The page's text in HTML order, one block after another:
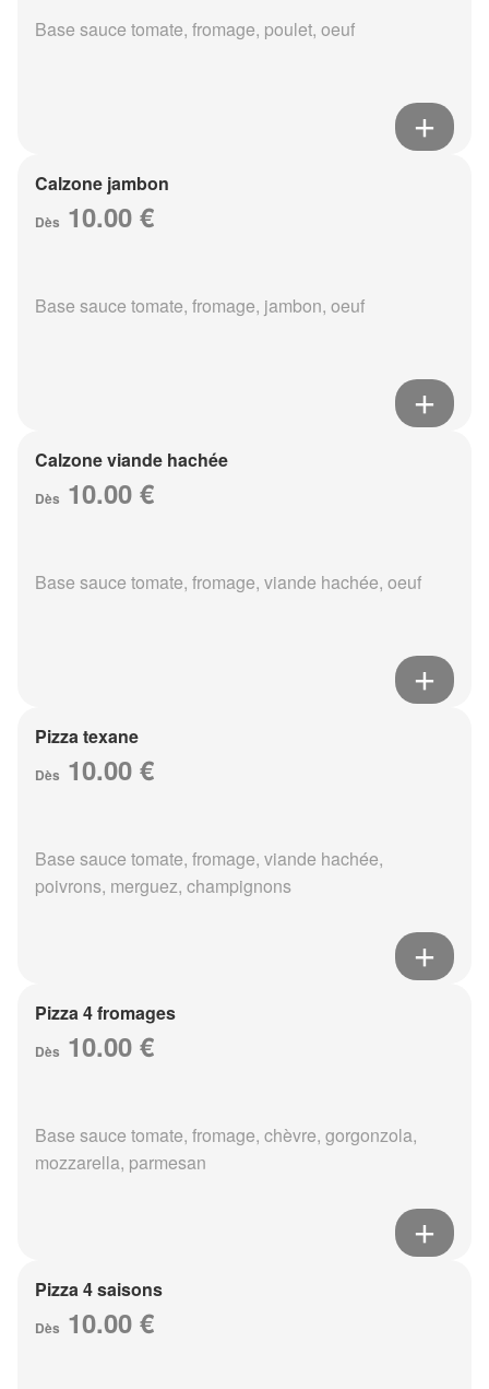
Base sauce tomate, fromage, poulet, oeuf
Calzone jambon
Dès 10.00 €
Base sauce tomate, fromage, jambon, oeuf
Calzone viande hachée
Dès 10.00 €
Base sauce tomate, fromage, viande hachée, oeuf
Pizza texane
Dès 10.00 €
Base sauce tomate, fromage, viande hachée,
poivrons, merguez, champignons
Pizza 4 fromages
Dès 10.00 €
Base sauce tomate, fromage, chèvre, gorgonzola,
mozzarella, parmesan
Pizza 4 saisons
Dès 10.00 €